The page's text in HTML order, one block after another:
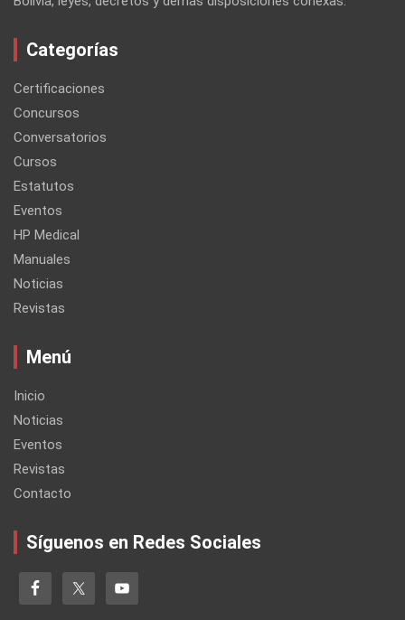
Categorías
Certificaciones
Concursos
Conversatorios
Cursos
Estatutos
Eventos
HP Medical
Manuales
Noticias
Revistas
Menú
Inicio
Noticias
Eventos
Revistas
Contacto
Síguenos en Redes Sociales